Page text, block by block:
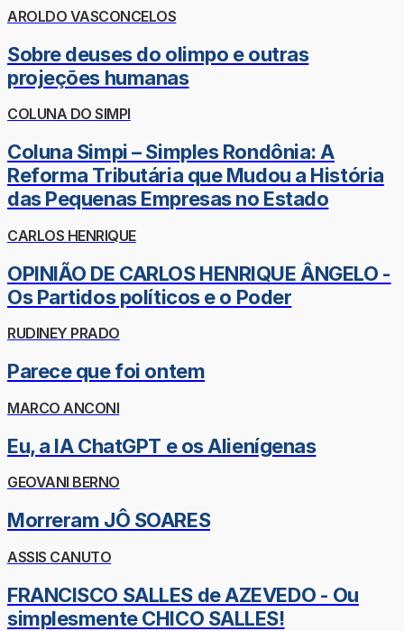
AROLDO VASCONCELOS
Sobre deuses do olimpo e outras
projeções humanas
COLUNA DO SIMPI
Coluna Simpi – Simples Rondônia: A
Reforma Tributária que Mudou a História
das Pequenas Empresas no Estado
CARLOS HENRIQUE
OPINIÃO DE CARLOS HENRIQUE ÂNGELO -
Os Partidos políticos e o Poder
RUDINEY PRADO
Parece que foi ontem
MARCO ANCONI
Eu, a IA ChatGPT e os Alienígenas
GEOVANI BERNO
Morreram JÔ SOARES
ASSIS CANUTO
FRANCISCO SALLES de AZEVEDO - Ou
simplesmente CHICO SALLES!